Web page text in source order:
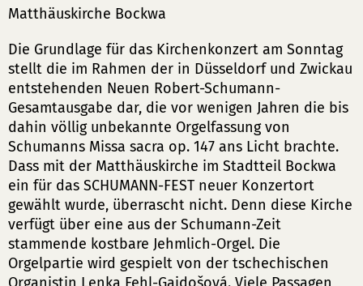
Matthäuskirche Bockwa
Die Grundlage für das Kirchenkonzert am Sonntag
stellt die im Rahmen der in Düsseldorf und Zwickau
entstehenden Neuen Robert-Schumann-
Gesamtausgabe dar, die vor wenigen Jahren die bis
dahin völlig unbekannte Orgelfassung von
Schumanns Missa sacra op. 147 ans Licht brachte.
Dass mit der Matthäuskirche im Stadtteil Bockwa
ein für das SCHUMANN-FEST neuer Konzertort
gewählt wurde, überrascht nicht. Denn diese Kirche
verfügt über eine aus der Schumann-Zeit
stammende kostbare Jehmlich-Orgel. Die
Orgelpartie wird gespielt von der tschechischen